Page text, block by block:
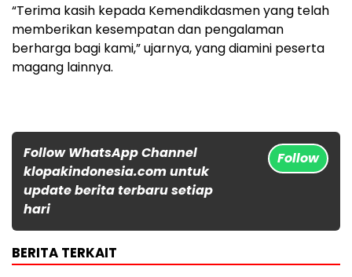
“Terima kasih kepada Kemendikdasmen yang telah
memberikan kesempatan dan pengalaman
berharga bagi kami,” ujarnya, yang diamini peserta
magang lainnya.
Follow WhatsApp Channel
klopakindonesia.com untuk
update berita terbaru setiap
hari
Follow
BERITA TERKAIT